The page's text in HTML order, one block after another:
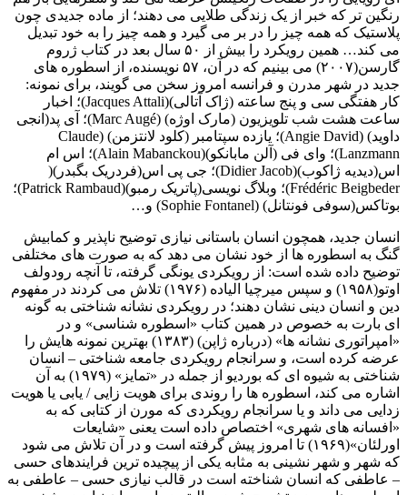
رنگین تر که خبر از یک زندگی طلایی می دهند؛ از ماده جدیدی چون
پلاستیک که همه چیز را در بر می گیرد و همه چیز را به خود تبدیل
می کند… همین رویکرد را بیش از ۵۰ سال بعد در کتاب ژروم
گارسن(۲۰۰۷) می بینیم که در آن، ۵۷ نویسنده، از اسطوره های
جدید در شهر مدرن و فرانسه امروز سخن می گویند، برای نمونه:
کار هفتگی سی و پنج ساعته (ژاک آتالی)(Jacques Attali)؛ اخبار
ساعت هشت شب تلویزیون (مارک اوژه) (Marc Augé)؛ آی پد(انجی
داوید) (Angie David)؛ یازده سپتامبر (کلود لانتزمن) (Claude
Lanzmann)؛ وای فی (آلن مابانکو)(Alain Mabanckou)؛ اس ام
اس(دیدیه ژاکوب)(Didier Jacob)؛ جی پی اس(فردریک بگبدر)(
Frédéric Beigbeder)؛ وبلاگ نویسی(پاتریک رمبو)(Patrick Rambaud)؛
بوتاکس(سوفی فونتانل) (Sophie Fontanel) و…
انسان جدید، همچون انسان باستانی نیازی توضیح ناپذیر و کمابیش
گنگ به اسطوره ها از خود نشان می دهد که به صورت های مختلفی
توضیح داده شده است: از رویکردی یونگی گرفته، تا آنچه رودولف
اوتو(۱۹۵۸) و سپس میرچیا الیاده (۱۹۷۶) تلاش می کردند در مفهوم
دین و انسان دینی نشان دهند؛ در رویکردی نشانه شناختی به گونه
ای بارت به خصوص در همین کتاب «اسطوره شناسی» و در
«امپراتوری نشانه ها» (درباره ژاپن) (۱۳۸۳) بهترین نمونه هایش را
عرضه کرده است، و سرانجام رویکردی جامعه شناختی – انسان
شناختی به شیوه ای که بوردیو از جمله در «تمایز» (۱۹۷۹) به آن
اشاره می کند، اسطوره ها را روندی برای هویت زایی / یابی یا هویت
زدایی می داند و یا سرانجام رویکردی که مورن از کتابی که به
«افسانه های شهری» اختصاص داده است یعنی «شایعات
اورلئان»(۱۹۶۹) تا امروز پیش گرفته است و در آن تلاش می شود
که شهر و شهر نشینی به مثابه یکی از پیچیده ترین فرایندهای حسی
– عاطفی که انسان شناخته است در قالب نیازی حسی – عاطفی به